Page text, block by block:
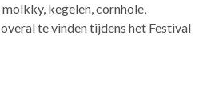
kegelen, cornhole,
te vinden tijdens het Festival